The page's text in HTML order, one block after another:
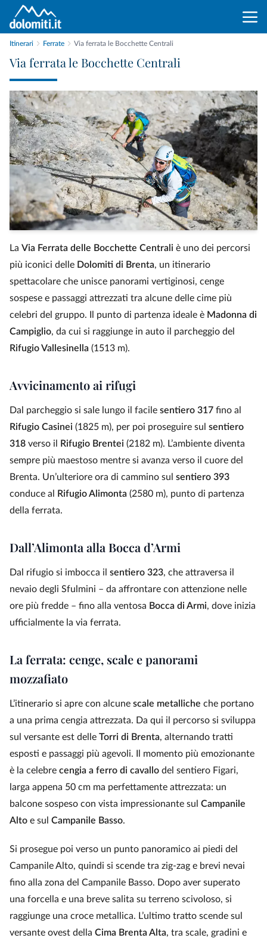
Itinerari Ferrate Via ferrata le Bocchette Centrali
Via ferrata le Bocchette Centrali
La Via Ferrata delle Bocchette Centrali è uno dei percorsi
più iconici delle Dolomiti di Brenta, un itinerario
spettacolare che unisce panorami vertiginosi, cenge
sospese e passaggi attrezzati tra alcune delle cime più
celebri del gruppo. Il punto di partenza ideale è Madonna di
Campiglio, da cui si raggiunge in auto il parcheggio del
Rifugio Vallesinella (1513 m).
Avvicinamento ai rifugi
Dal parcheggio si sale lungo il facile sentiero 317 fino al
Rifugio Casinei (1825 m), per poi proseguire sul sentiero
318 verso il Rifugio Brentei (2182 m). L’ambiente diventa
sempre più maestoso mentre si avanza verso il cuore del
Brenta. Un’ulteriore ora di cammino sul sentiero 393
conduce al
Rifugio Alimonta (2580 m), punto di partenza
della ferrata.
Dall’Alimonta alla Bocca d’Armi
Dal rifugio si imbocca il sentiero 323, che attraversa il
nevaio degli Sfulmini – da affrontare con attenzione nelle
ore più fredde – fino alla ventosa Bocca di Armi, dove inizia
ufficialmente la via ferrata.
La ferrata: cenge, scale e panorami
mozzafiato
L’itinerario si apre con alcune scale metalliche che portano
a una prima cengia attrezzata. Da qui il percorso si sviluppa
sul versante est delle Torri di Brenta, alternando tratti
esposti e passaggi più agevoli. Il momento più emozionante
è la celebre cengia a ferro di cavallo del sentiero Figari,
larga appena 50 cm ma perfettamente attrezzata: un
balcone sospeso con vista impressionante sul Campanile
Alto e sul Campanile Basso.
Si prosegue poi verso un punto panoramico ai piedi del
Campanile Alto, quindi si scende tra zig‑zag e brevi nevai
fino alla zona del Campanile Basso. Dopo aver superato
una forcella e una breve salita su terreno scivoloso, si
raggiunge una croce metallica. L’ultimo tratto scende sul
versante ovest della Cima Brenta Alta, tra scale, gradini e